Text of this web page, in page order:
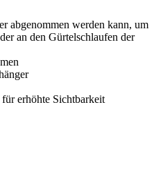
abgenommen werden kann, um
an den Gürtelschlaufen der
erhöhte Sichtbarkeit